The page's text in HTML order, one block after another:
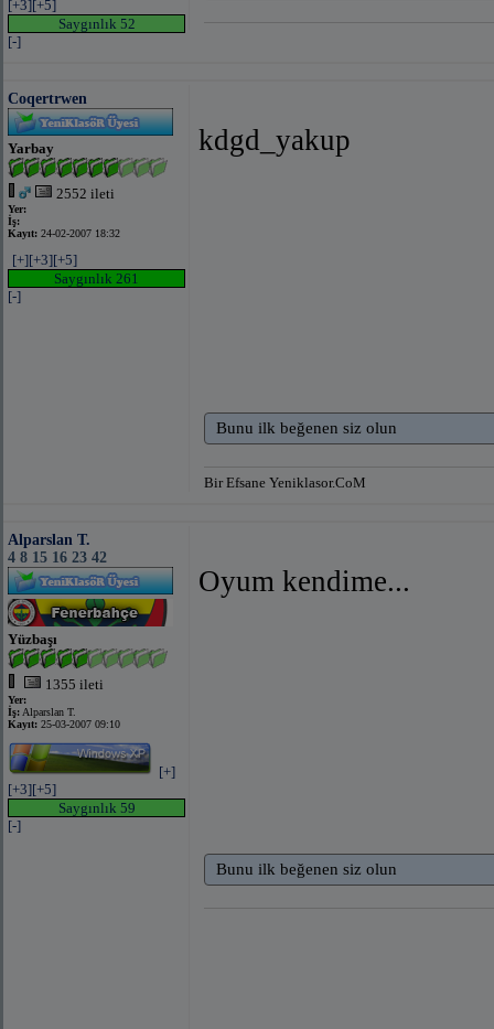
[+3][+5]
Saygınlık 52
[-]
Coqertrwen
Yarbay
2552 ileti
Yer:
İş:
Kayıt: 24-02-2007 18:32
[+][+3][+5]
Saygınlık 261
[-]
kdgd_yakup
Bunu ilk beğenen siz olun
Bir Efsane Yeniklasor.CoM
Alparslan T.
4 8 15 16 23 42
Yüzbaşı
1355 ileti
Yer:
İş: Alparslan T.
Kayıt: 25-03-2007 09:10
[+]
[+3][+5]
Saygınlık 59
[-]
Oyum kendime...
Bunu ilk beğenen siz olun